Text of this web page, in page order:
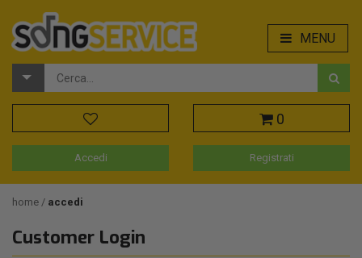
MENU
0
Accedi Registrati
home accedi
Customer Login